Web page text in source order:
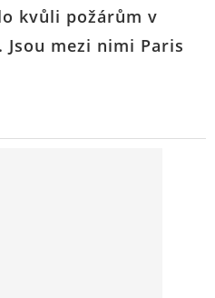
kvůli požárům v
mezi nimi Paris